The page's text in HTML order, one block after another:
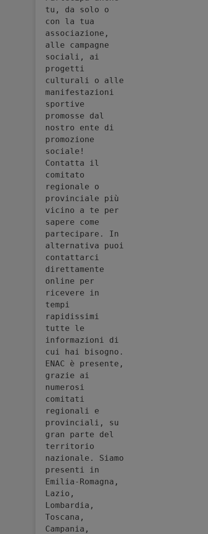
tu, da solo o
con la tua
associazione,
alle campagne
sociali, ai
progetti
culturali o alle
manifestazioni
sportive
promosse dal
nostro ente di
promozione
sociale!
Contatta il
comitato
regionale o
provinciale più
vicino a te per
sapere come
partecipare. In
alternativa puoi
contattarci
direttamente
online per
ricevere in
tempi
rapidissimi
tutte le
informazioni di
cui hai bisogno.
ENAC è presente,
grazie ai
numerosi
comitati
regionali e
provinciali, su
gran parte del
territorio
nazionale. Siamo
presenti in
Emilia-Romagna,
Lazio,
Lombardia,
Toscana,
Campania,